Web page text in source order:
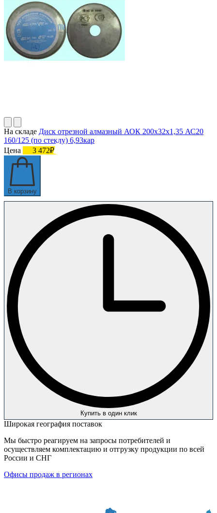
На складе Диск отрезной алмазный АОК 200х32х1,35 АС20
160/125 (по стеклу) 6,93кар
Цена
3 472₽
В корзину
Купить в один клик
Широкая география поставок
Мы быстро реагируем на запросы потребителей и
осуществляем комплектацию и отгрузку продукции по всей
России и СНГ
Офисы продаж в регионах